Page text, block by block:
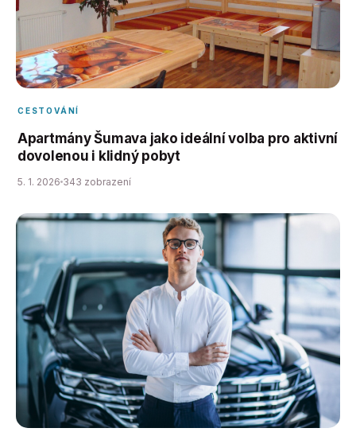
CESTOVÁNÍ
Apartmány Šumava jako ideální volba pro aktivní
dovolenou i klidný pobyt
5. 1. 2026 343 zobrazení